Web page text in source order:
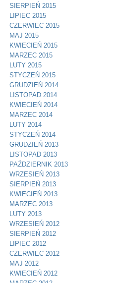
SIERPIEŃ 2015
LIPIEC 2015
CZERWIEC 2015
MAJ 2015
KWIECIEŃ 2015
MARZEC 2015
LUTY 2015
STYCZEŃ 2015
GRUDZIEŃ 2014
LISTOPAD 2014
KWIECIEŃ 2014
MARZEC 2014
LUTY 2014
STYCZEŃ 2014
GRUDZIEŃ 2013
LISTOPAD 2013
PAŹDZIERNIK 2013
WRZESIEŃ 2013
SIERPIEŃ 2013
KWIECIEŃ 2013
MARZEC 2013
LUTY 2013
WRZESIEŃ 2012
SIERPIEŃ 2012
LIPIEC 2012
CZERWIEC 2012
MAJ 2012
KWIECIEŃ 2012